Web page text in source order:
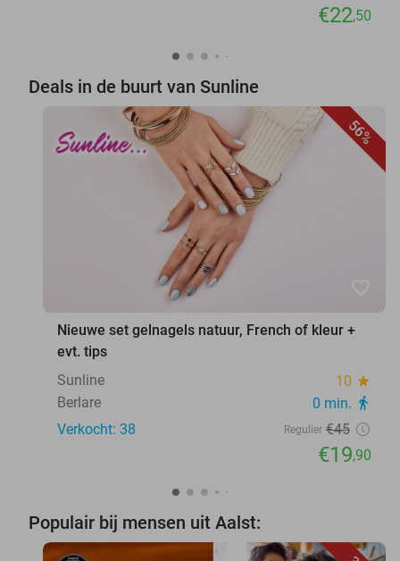
€22,50
Deals in de buurt van Sunline
56%
Nieuwe set gelnagels natuur, French of kleur +
evt. tips
Sunline
10 star
Berlare 0 min. directions_walk
Verkocht: 38 Regulier €45
€19,90
Populair bij mensen uit Aalst: